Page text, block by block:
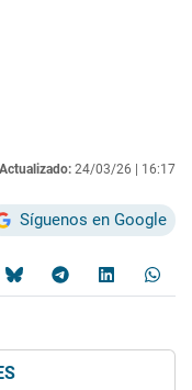
Actualizado: 24/03/26 | 16:17
Síguenos en Google